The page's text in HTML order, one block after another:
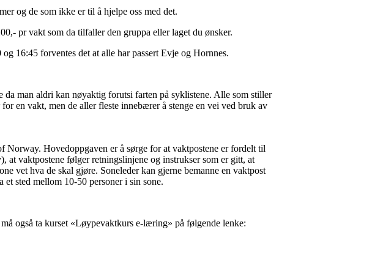
og de som ikke er til å hjelpe oss med det.
pr vakt som da tilfaller den gruppa eller laget du ønsker.
16:45 forventes det at alle har passert Evje og Hornnes.
man aldri kan nøyaktig forutsi farten på syklistene. Alle som stiller
en vakt, men de aller fleste innebærer å stenge en vei ved bruk av
Norway. Hovedoppgaven er å sørge for at vaktpostene er fordelt til
at vaktpostene følger retningslinjene og instrukser som er gitt, at
vet hva de skal gjøre. Soneleder kan gjerne bemanne en vaktpost
et sted mellom 10-50 personer i sin sone.
også ta kurset «Løypevaktkurs e-læring» på følgende lenke: